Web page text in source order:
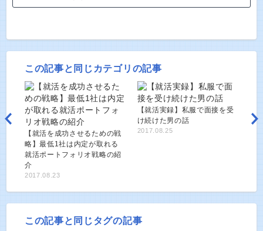
この記事と同じカテゴリの記事
【就活を成功させるための戦
略】最低1社は内定が取れる
就活ポートフォリオ戦略の紹
介
2017.08.23
【就活実録】私服で面接を受
け続けた男の話
2017.08.25
この記事と同じタグの記事